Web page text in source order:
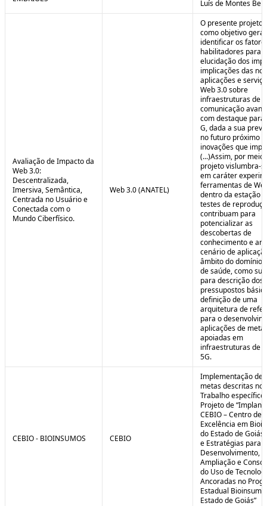
Luís de Montes
Avaliação de Impacto da
Web 3.0:
Descentralizada,
Imersiva, Semântica,
Centrada no Usuário e
Conectada com o
Mundo Ciberfísico.
Web 3.0 (ANATEL)
O presente projeto
como objetivo geral
identificar os
habilitadores para a
elucidação dos
implicações das
aplicações e
Web 3.0 sobre
infraestruturas de
comunicação
com destaque para
G, dada a sua
no futuro próximo
inovações que
(...)Assim, por meio
projeto vislumbra-
em caráter
ferramentas de
dentro da estação
testes de
contribuam para
potencializar as
descobertas de
conhecimento e
cenário de
âmbito do domínio
de saúde, como
para descrição dos
pressupostos
definição de uma
arquitetura de
para o
aplicações de
apoiadas em
infraestruturas de
5G.
CEBIO - BIOINSUMOS CEBIO
Implementação de
metas descritas no
Trabalho específico
Projeto de
CEBIO – Centro de
Excelência em
do Estado de Goiás
e Estratégias para o
Desenvolvimento,
Ampliação e
do Uso de
Ancoradas no
Estadual
Estado de Goiás”